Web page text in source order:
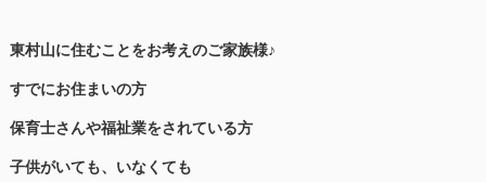
東村山に住むことをお考えのご家族様♪
すでにお住まいの方
保育士さんや福祉業をされている方
子供がいても、いなくても